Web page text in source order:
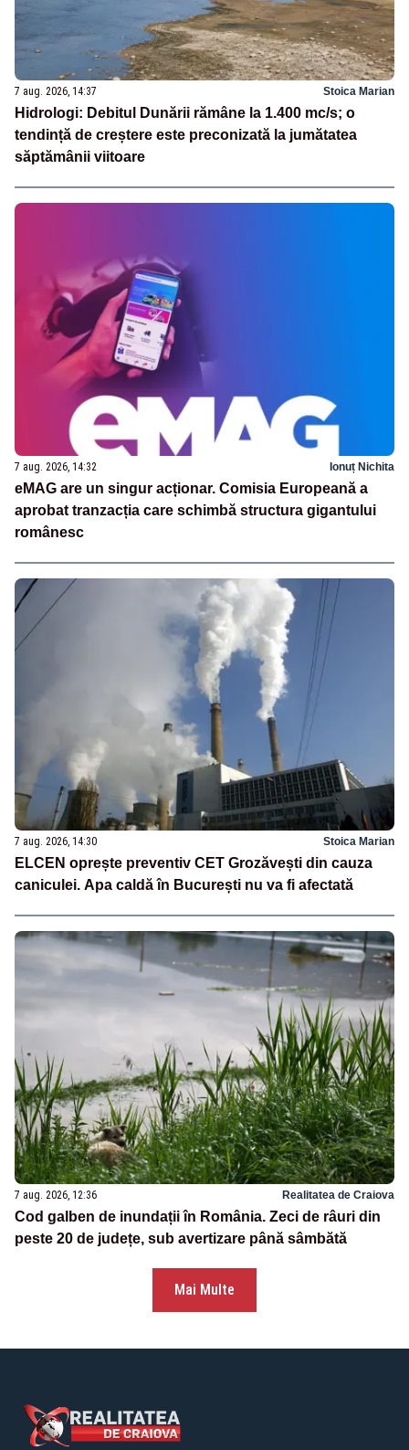
7 aug. 2026, 14:37 Stoica Marian
Hidrologi: Debitul Dunării rămâne la 1.400 mc/s; o
tendință de creștere este preconizată la jumătatea
săptămânii viitoare
7 aug. 2026, 14:32 Ionuț Nichita
eMAG are un singur acționar. Comisia Europeană a
aprobat tranzacția care schimbă structura gigantului
românesc
7 aug. 2026, 14:30 Stoica Marian
ELCEN oprește preventiv CET Grozăvești din cauza
caniculei. Apa caldă în București nu va fi afectată
7 aug. 2026, 12:36 Realitatea de Craiova
Cod galben de inundații în România. Zeci de râuri din
peste 20 de județe, sub avertizare până sâmbătă
Mai Multe